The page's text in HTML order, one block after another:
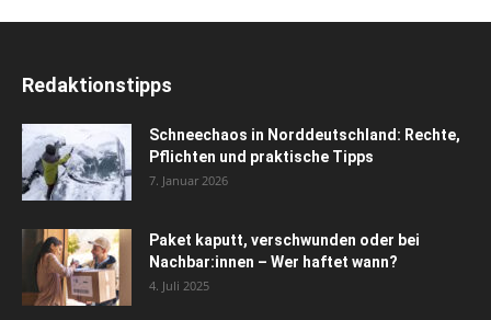
Redaktionstipps
Schneechaos in Norddeutschland: Rechte,
Pflichten und praktische Tipps
7. Januar 2026
Paket kaputt, verschwunden oder bei
Nachbar:innen – Wer haftet wann?
4. Juli 2025